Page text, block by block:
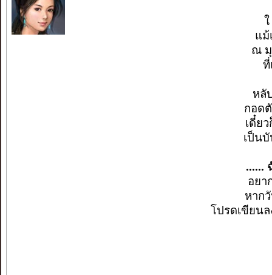
แม้
ณ มุ
ที่
หลั
กอด
เดี๋ย
เป็น
......
อยา
หาก
โปรดเขียน